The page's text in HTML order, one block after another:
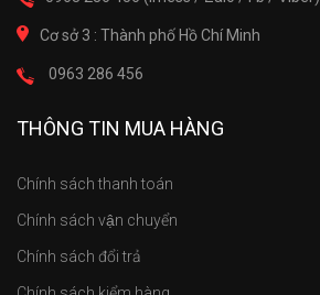
Cơ sở 3 : Thành phố Hồ Chí Minh
0963 286 456
THÔNG TIN MUA HÀNG
Chính sách thanh toán
Chính sách vận chuyển
Chính sách đổi trả